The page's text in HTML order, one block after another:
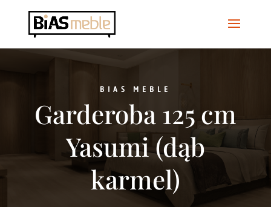
BIAS MEBLE
Garderoba 125 cm
Yasumi (dąb
karmel)